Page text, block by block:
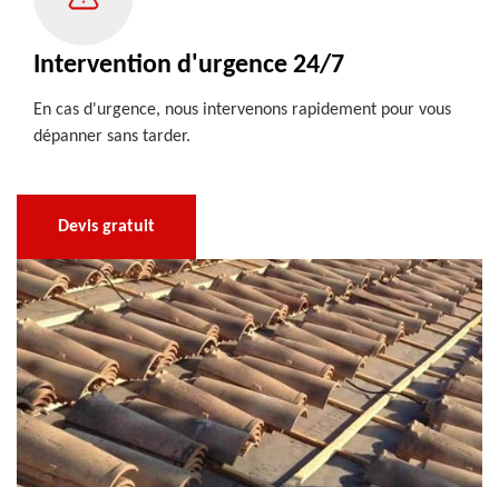
Intervention d'urgence 24/7
En cas d'urgence, nous intervenons rapidement pour vous
dépanner sans tarder.
Devis gratuit